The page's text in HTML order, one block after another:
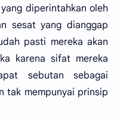
diperintahkan oleh
sesat yang dianggap
pasti mereka akan
karena sifat mereka
sebutan sebagai
tak mempunyai prinsip